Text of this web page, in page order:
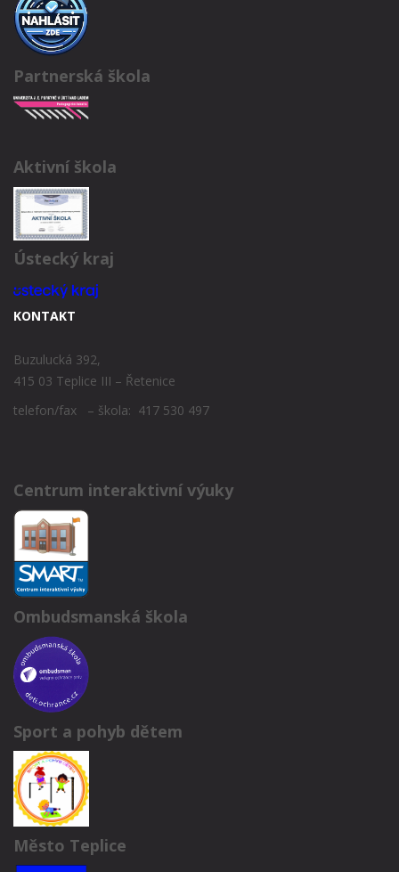
Partnerská škola
Aktivní škola
Ústecký kraj
KONTAKT
Buzulucká 392,
415 03 Teplice III – Řetenice
telefon/fax – škola: 417 530 497
Centrum interaktivní výuky
Ombudsmanská škola
Sport a pohyb dětem
Město Teplice